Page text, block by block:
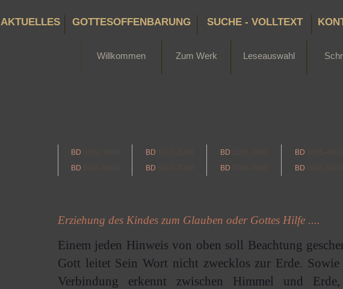
AKTUELLES GOTTESOFFENBARUNG SUCHE - VOLLTEXT
Willkommen Zum Werk Leseauswahl
BD BD BD BD
BD
BD BD BD
Erziehung des Kindes zum Glauben oder Gottes Hilfe ....
Einem jeden Hinweis von oben soll Beachtung
Gott leitet Sein Wort nicht zwecklos zur Erde. Sowie
Verbindung erkennt zwischen Himmel und